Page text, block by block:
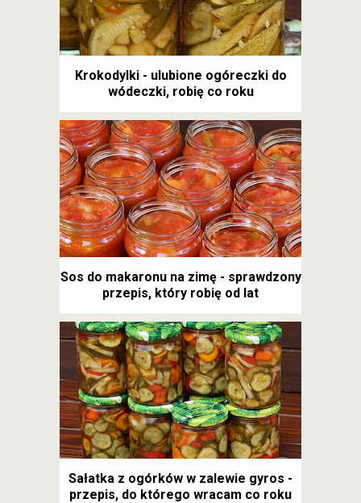
Krokodylki - ulubione ogóreczki do
wódeczki, robię co roku
Sos do makaronu na zimę - sprawdzony
przepis, który robię od lat
Sałatka z ogórków w zalewie gyros -
przepis, do którego wracam co roku